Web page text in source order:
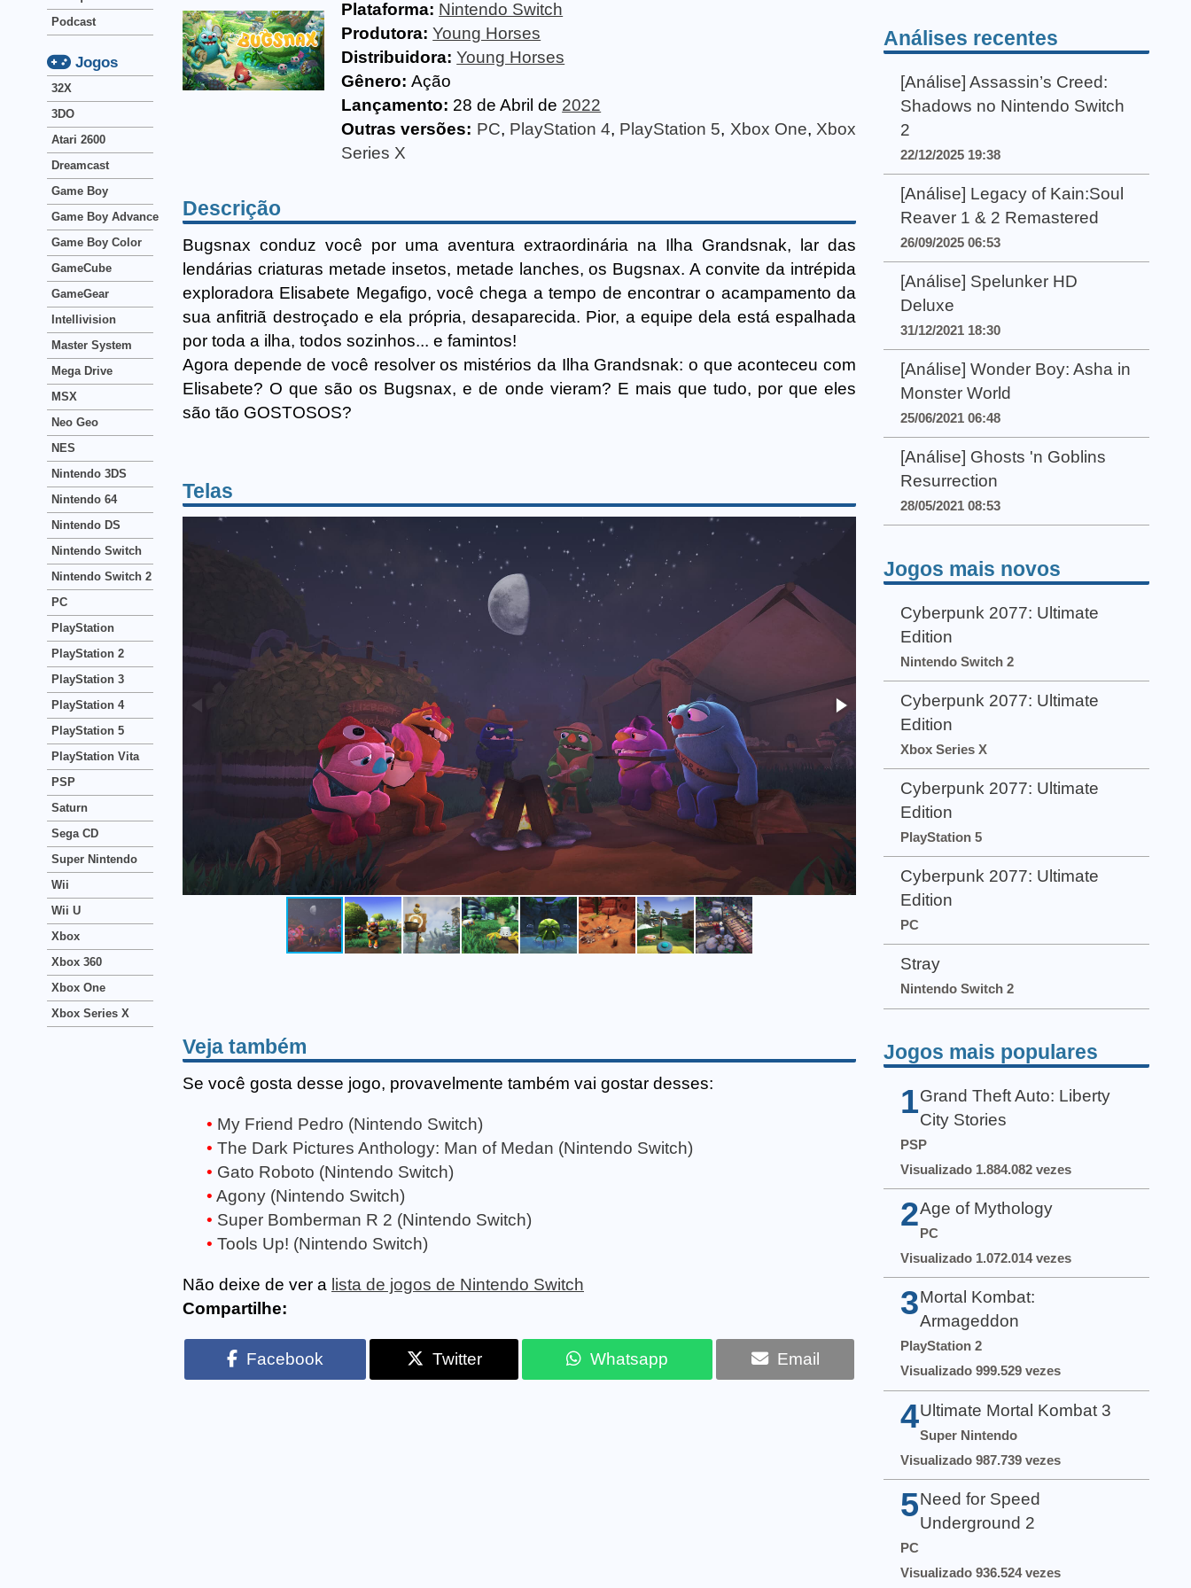
Plataforma: Nintendo Switch
Produtora: Young Horses
Distribuidora: Young Horses
Gênero: Ação
Lançamento: 28 de Abril de 2022
Outras versões: PC, PlayStation 4, PlayStation 5, Xbox One, Xbox
Series X
Descrição
Bugsnax conduz você por uma aventura extraordinária na Ilha Grandsnak, lar das
lendárias criaturas metade insetos, metade lanches, os Bugsnax. A convite da intrépida
exploradora Elisabete Megafigo, você chega a tempo de encontrar o acampamento da
sua anfitriã destroçado e ela própria, desaparecida. Pior, a equipe dela está espalhada
por toda a ilha, todos sozinhos... e famintos!
Agora depende de você resolver os mistérios da Ilha Grandsnak: o que aconteceu com
Elisabete? O que são os Bugsnax, e de onde vieram? E mais que tudo, por que eles
são tão GOSTOSOS?
Telas
Veja também
Se você gosta desse jogo, provavelmente também vai gostar desses:
My Friend Pedro (Nintendo Switch)
The Dark Pictures Anthology: Man of Medan (Nintendo Switch)
Gato Roboto (Nintendo Switch)
Agony (Nintendo Switch)
Super Bomberman R 2 (Nintendo Switch)
Tools Up! (Nintendo Switch)
Não deixe de ver a lista de jogos de Nintendo Switch
Compartilhe:
Facebook Twitter Whatsapp Email
Podcast
Jogos
32X
3DO
Atari 2600
Dreamcast
Game Boy
Game Boy Advance
Game Boy Color
GameCube
GameGear
Intellivision
Master System
Mega Drive
MSX
Neo Geo
NES
Nintendo 3DS
Nintendo 64
Nintendo DS
Nintendo Switch
Nintendo Switch 2
PC
PlayStation
PlayStation 2
PlayStation 3
PlayStation 4
PlayStation 5
PlayStation Vita
PSP
Saturn
Sega CD
Super Nintendo
Wii
Wii U
Xbox
Xbox 360
Xbox One
Xbox Series X
Análises recentes
[Análise] Assassin’s Creed:
Shadows no Nintendo Switch
2
22/12/2025 19:38
[Análise] Legacy of Kain:Soul
Reaver 1 & 2 Remastered
26/09/2025 06:53
[Análise] Spelunker HD
Deluxe
31/12/2021 18:30
[Análise] Wonder Boy: Asha in
Monster World
25/06/2021 06:48
[Análise] Ghosts 'n Goblins
Resurrection
28/05/2021 08:53
Jogos mais novos
Cyberpunk 2077: Ultimate
Edition
Nintendo Switch 2
Cyberpunk 2077: Ultimate
Edition
Xbox Series X
Cyberpunk 2077: Ultimate
Edition
PlayStation 5
Cyberpunk 2077: Ultimate
Edition
PC
Stray
Nintendo Switch 2
Jogos mais populares
1 Grand Theft Auto: Liberty
City Stories
PSP
Visualizado 1.884.082 vezes
2Age of Mythology
PC
Visualizado 1.072.014 vezes
3 Mortal Kombat:
Armageddon
PlayStation 2
Visualizado 999.529 vezes
4 Ultimate Mortal Kombat 3
Super Nintendo
Visualizado 987.739 vezes
5 Need for Speed
Underground 2
PC
Visualizado 936.524 vezes